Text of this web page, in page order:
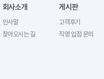
회사소개
인사말
찾아오시는 길
게시판
고객후기
직영 입점 문의